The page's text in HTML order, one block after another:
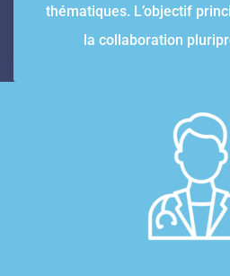
thématiques. L’objectif
la collaboration